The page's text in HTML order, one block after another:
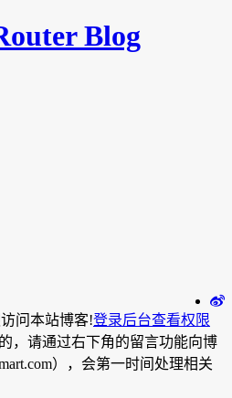
问本站博客!登录后台查看权限
，请通过右下角的留言功能向博
），会第一时间处理相关